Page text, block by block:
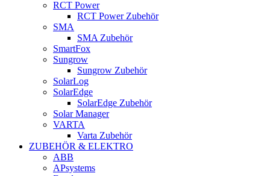
RCT Power
RCT Power Zubehör
SMA
SMA Zubehör
SmartFox
Sungrow
Sungrow Zubehör
SolarLog
SolarEdge
SolarEdge Zubehör
Solar Manager
VARTA
Varta Zubehör
ZUBEHÖR & ELEKTRO
ABB
APsystems